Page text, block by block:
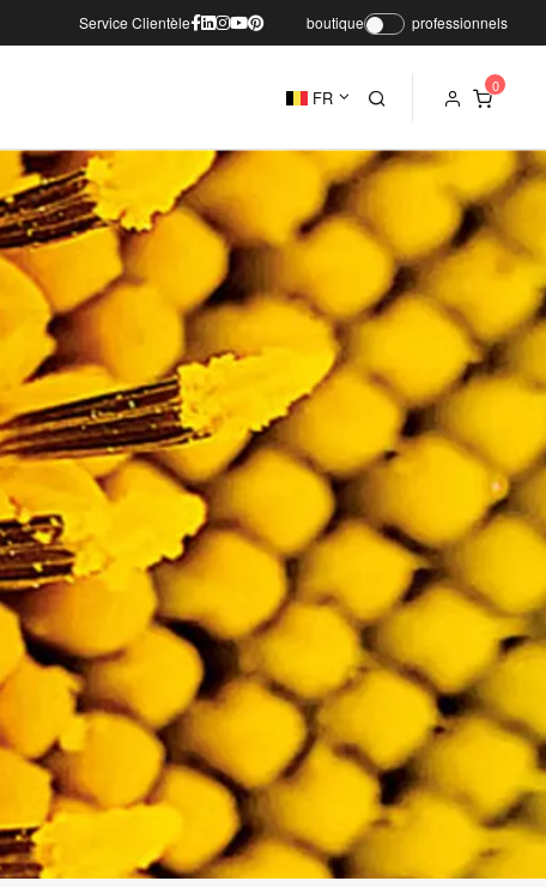
Service Clientèle boutique professionnels
FR